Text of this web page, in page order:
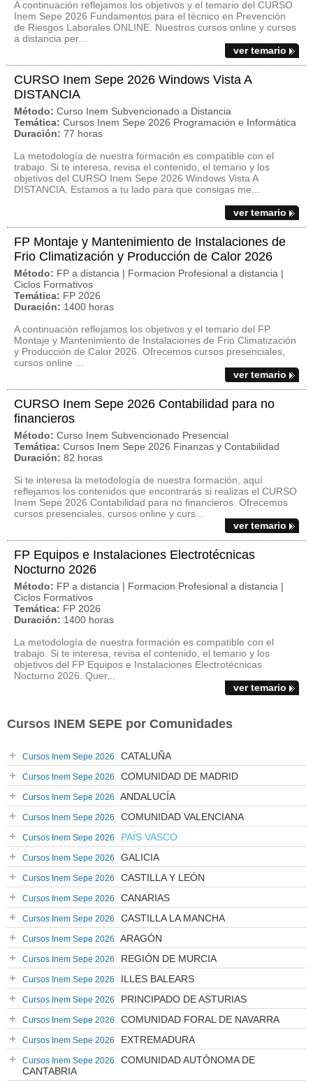
A continuación reflejamos los objetivos y el temario del CURSO
Inem Sepe 2026 Fundamentos para el técnico en Prevención
de Riesgos Laborales ONLINE. Nuestros cursos online y cursos
a distancia per...
ver temario
CURSO Inem Sepe 2026 Windows Vista A
DISTANCIA
Método: Curso Inem Subvencionado a Distancia
Temática: Cursos Inem Sepe 2026 Programación e Informática
Duración: 77 horas
La metodología de nuestra formación es compatible con el
trabajo. Si te interesa, revisa el contenido, el temario y los
objetivos del CURSO Inem Sepe 2026 Windows Vista A
DISTANCIA. Estamos a tu lado para que consigas me...
ver temario
FP Montaje y Mantenimiento de Instalaciones de
Frio Climatización y Producción de Calor 2026
Método: FP a distancia | Formacion Profesional a distancia |
Ciclos Formativos
Temática: FP 2026
Duración: 1400 horas
A continuación reflejamos los objetivos y el temario del FP
Montaje y Mantenimiento de Instalaciones de Frio Climatización
y Producción de Calor 2026. Ofrecemos cursos presenciales,
cursos online ...
ver temario
CURSO Inem Sepe 2026 Contabilidad para no
financieros
Método: Curso Inem Subvencionado Presencial
Temática: Cursos Inem Sepe 2026 Finanzas y Contabilidad
Duración: 82 horas
Si te interesa la metodología de nuestra formación, aquí
reflejamos los contenidos que encontrarás si realizas el CURSO
Inem Sepe 2026 Contabilidad para no financieros. Ofrecemos
cursos presenciales, cursos online y curs...
ver temario
FP Equipos e Instalaciones Electrotécnicas
Nocturno 2026
Método: FP a distancia | Formacion Profesional a distancia |
Ciclos Formativos
Temática: FP 2026
Duración: 1400 horas
La metodología de nuestra formación es compatible con el
trabajo. Si te interesa, revisa el contenido, el temario y los
objetivos del FP Equipos e Instalaciones Electrotécnicas
Nocturno 2026. Quer...
ver temario
Cursos INEM SEPE por Comunidades
Cursos Inem Sepe 2026 CATALUÑA
Cursos Inem Sepe 2026 COMUNIDAD DE MADRID
Cursos Inem Sepe 2026 ANDALUCÍA
Cursos Inem Sepe 2026 COMUNIDAD VALENCIANA
Cursos Inem Sepe 2026 PAÍS VASCO
Cursos Inem Sepe 2026 GALICIA
Cursos Inem Sepe 2026 CASTILLA Y LEÓN
Cursos Inem Sepe 2026 CANARIAS
Cursos Inem Sepe 2026 CASTILLA LA MANCHA
Cursos Inem Sepe 2026 ARAGÓN
Cursos Inem Sepe 2026 REGIÓN DE MURCIA
Cursos Inem Sepe 2026 ILLES BALEARS
Cursos Inem Sepe 2026 PRINCIPADO DE ASTURIAS
Cursos Inem Sepe 2026 COMUNIDAD FORAL DE NAVARRA
Cursos Inem Sepe 2026 EXTREMADURA
Cursos Inem Sepe 2026
COMUNIDAD AUTÓNOMA DE
CANTABRIA